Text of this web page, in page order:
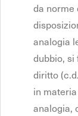
da norme
analogia
dubbio,
diritto
in
analogia,